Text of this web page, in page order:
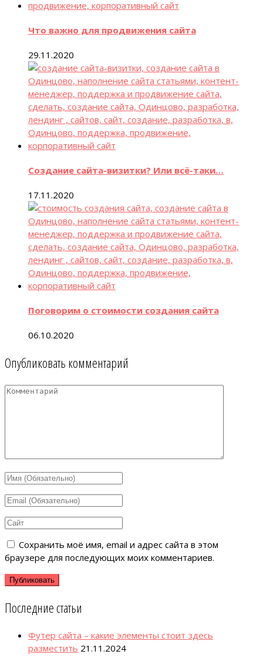
Что важно для продвижения сайта
29.11.2020
Создание сайта-визитки? Или всё-таки…
17.11.2020
Поговорим о стоимости создания сайта
06.10.2020
Опубликовать комментарий
Сохранить моё имя, email и адрес сайта в этом
браузере для последующих моих комментариев.
Последние статьи
Футер сайта – какие элементы стоит здесь
разместить 21.11.2024